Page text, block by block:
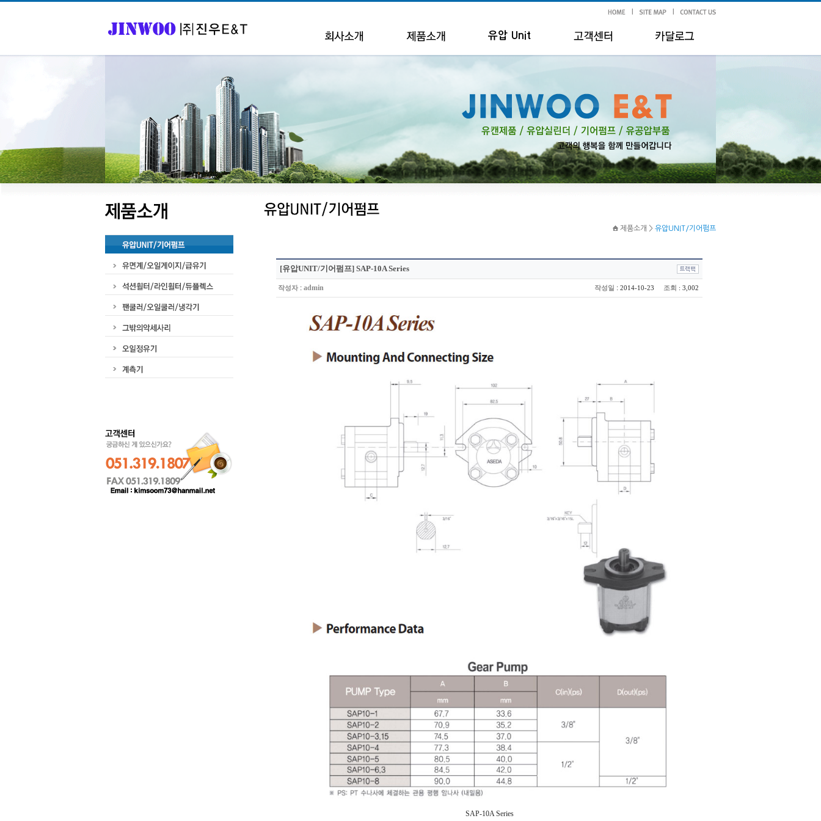
유압 Unit
제품소개 > 유압UNIT/기어펌프
[유압UNIT/기어펌프] SAP-10A Series
작성자 : admin 작성일 : 2014-10-23 조회 : 3,002
SAP-10A Series